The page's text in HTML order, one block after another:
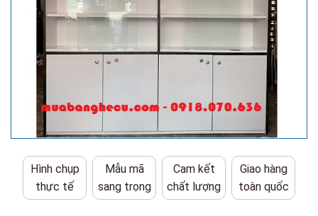
Hình chụp
thực tế
Mẫu mã
sang trọng
Cam kết
chất lượng
Giao hàng
toàn quốc